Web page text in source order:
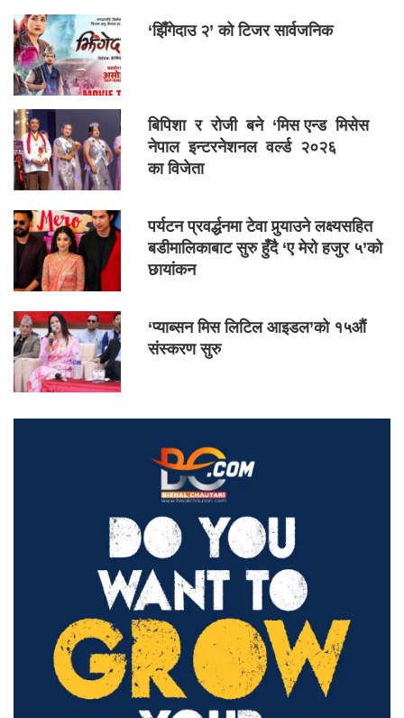
‘झिँगेदाउ २’ को टिजर सार्वजनिक
बिपिशा र रोजी बने ‘मिस एन्ड मिसेस
नेपाल इन्टरनेशनल वर्ल्ड २०२६
का विजेता
पर्यटन प्रवर्द्धनमा टेवा पुर्‍याउने लक्ष्यसहित
बडीमालिकाबाट सुरु हुँदै ‘ए मेरो हजुर ५’को
छायांकन
‘प्याब्सन मिस लिटिल आइडल’को १५औं
संस्करण सुरु